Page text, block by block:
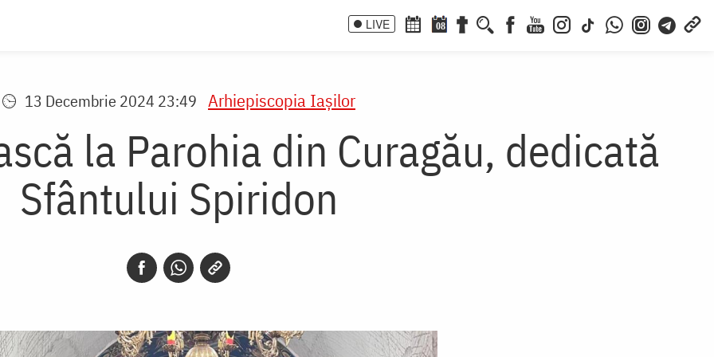
LIVE 08
13 Decembrie 2024 23:49 Arhiepiscopia Iaşilor
la Parohia din Curagău, dedicată
Sfântului Spiridon